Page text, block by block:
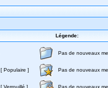
Légende:
Pas de nouveaux
Populaire ] Pas de nouveaux
Verrouillé ] Pas de nouveaux